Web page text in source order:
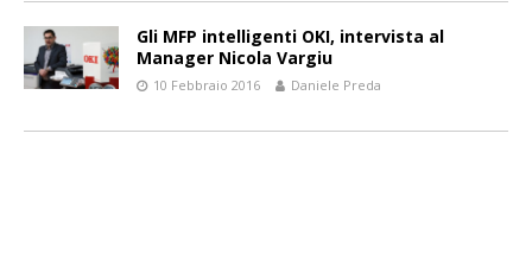
Gli MFP intelligenti OKI, intervista al
Manager Nicola Vargiu
10 Febbraio 2016 Daniele Preda